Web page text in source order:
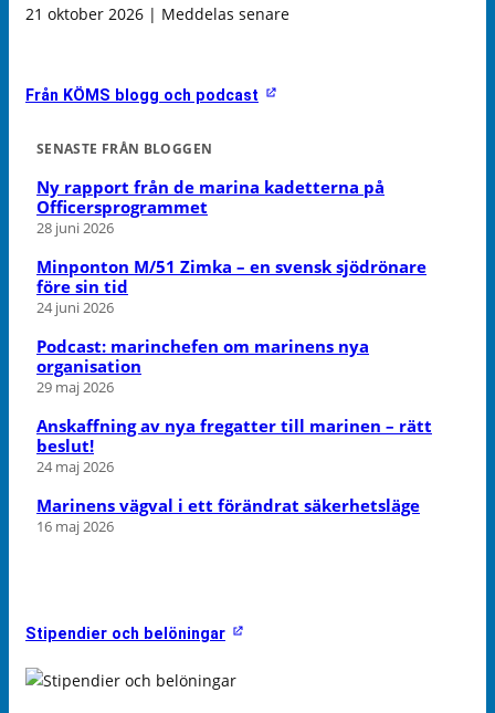
21 oktober 2026 | Meddelas senare
Från KÖMS blogg och podcast
SENASTE FRÅN BLOGGEN
Ny rapport från de marina kadetterna på
Officersprogrammet
28 juni 2026
Minponton M/51 Zimka – en svensk sjödrönare
före sin tid
24 juni 2026
Podcast: marinchefen om marinens nya
organisation
29 maj 2026
Anskaffning av nya fregatter till marinen – rätt
beslut!
24 maj 2026
Marinens vägval i ett förändrat säkerhetsläge
16 maj 2026
Stipendier och belöningar